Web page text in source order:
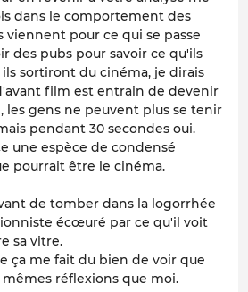
dans le comportement des
viennent pour ce qui se passe
des pubs pour savoir ce qu'ils
sortiront du cinéma, je dirais
film est entrain de devenir
les gens ne peuvent plus se tenir
pendant 30 secondes oui.
une espèce de condensé
pourrait être le cinéma.
de tomber dans la logorrhée
écœuré par ce qu'il voit
sa vitre.
ça me fait du bien de voir que
réflexions que moi.